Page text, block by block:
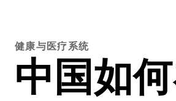
健康与医疗系统
中国如